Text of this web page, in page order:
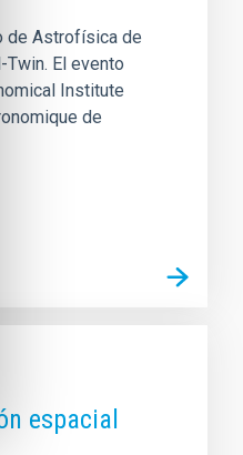
de Astrofísica de
El evento
Institute
de
espacial